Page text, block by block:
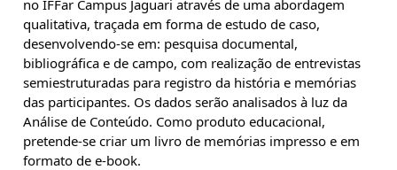
no IFFar Campus Jaguari através de uma abordagem
qualitativa, traçada em forma de estudo de caso,
desenvolvendo-se em: pesquisa documental,
bibliográfica e de campo, com realização de entrevistas
semiestruturadas para registro da história e memórias
das participantes. Os dados serão analisados à luz da
Análise de Conteúdo. Como produto educacional,
pretende-se criar um livro de memórias impresso e em
formato de e-book.